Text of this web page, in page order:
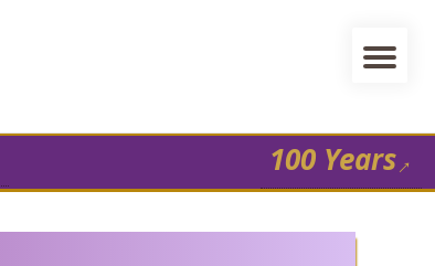
100 Years